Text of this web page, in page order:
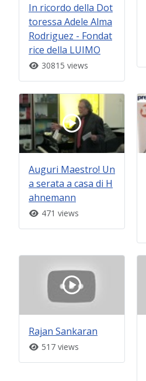
In ricordo della Dot
toressa Adele Alma
Rodriguez - Fondat
rice della LUIMO
30815 views
Auguri Maestro! Un
a serata a casa di H
ahnemann
471 views
Rajan Sankaran
517 views